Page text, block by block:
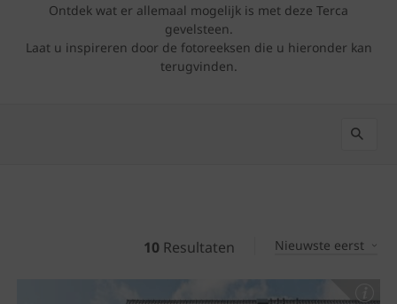
Ontdek wat er allemaal mogelijk is met deze Terca
gevelsteen.
Laat u inspireren door de fotoreeksen die u hieronder kan
terugvinden.
10 Resultaten Nieuwste eerst